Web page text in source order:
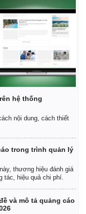
sự - Quốc phòng
tích
hệ thống
nội dung, cách thiết
trong trình quản lý
thương hiệu đánh giá
hiệu quả chi phí.
và mô tả quảng cáo